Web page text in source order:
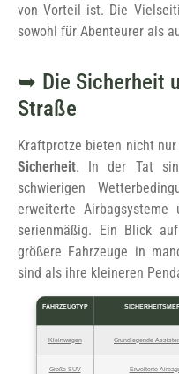
von Vorteil ist. Die
sowohl für Abenteurer als
Die Sicherheit
Straße
Kraftprotze bieten nicht
Sicherheit. In der Tat
schwierigen
erweiterte
serienmäßig. Ein Blick
größere Fahrzeuge in
sind als ihre kleineren
FAHRZEUGTYP
Kleinwagen Grundlegende
Große SUV
Erweiterte